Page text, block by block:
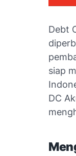
Debt
siap
DC